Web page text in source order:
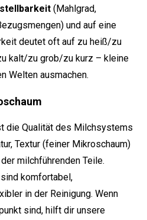
(Mahlgrad,
und auf eine
deutet oft auf zu heiß/zu
kalt/zu grob/zu kurz – kleine
Welten ausmachen.
die Qualität des Milchsystems
Textur (feiner Mikroschaum)
der milchführenden Teile.
komfortabel,
in der Reinigung. Wenn
sind, hilft dir unsere